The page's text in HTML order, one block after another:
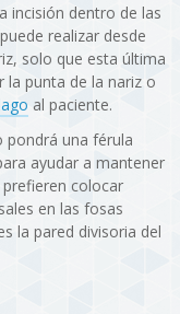
incisión dentro de las
realizar desde
solo que esta última
la punta de la nariz o
al paciente.
pondrá una férula
ayudar a mantener
colocar
en las fosas
la pared divisoria del